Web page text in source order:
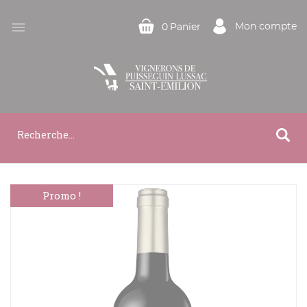
 Mon compte
0 Panier
Promo !